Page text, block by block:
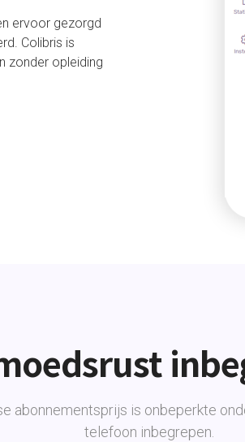
ervoor gezorgd
Colibris is
zonder opleiding
abonnementsprijs is onbeperkte
telefoon inbegrepen.